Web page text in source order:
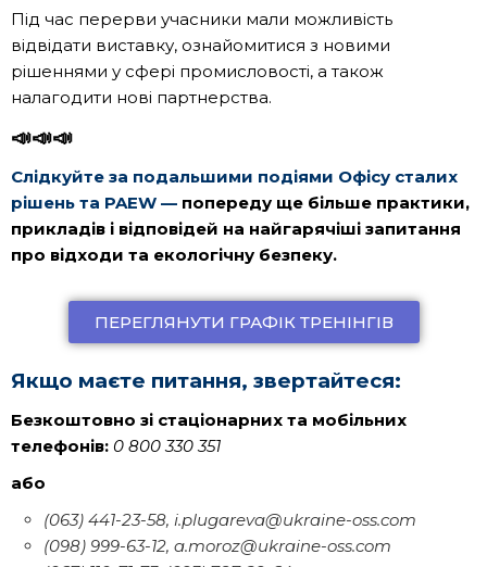
Під час перерви учасники мали можливість
відвідати виставку, ознайомитися з новими
рішеннями у сфері промисловості, а також
налагодити нові партнерства.
📣📣📣
Слідкуйте за подальшими подіями Офісу сталих
рішень та PAEW — попереду ще більше практики,
прикладів і відповідей на найгарячіші запитання
про відходи та екологічну безпеку.
ПЕРЕГЛЯНУТИ ГРАФІК ТРЕНІНГІВ
Якщо маєте питання, звертайтеся:
Безкоштовно зі стаціонарних та мобільних
телефонів: 0 800 330 351
або
(063) 441-23-58, i.plugareva@ukraine-oss.com
(098) 999-63-12, a.moroz@ukraine-oss.com